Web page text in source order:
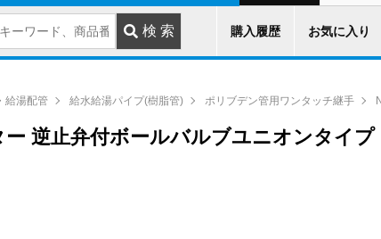
購入履歴 お気に入り
給湯配管 給水給湯パイプ(樹脂管) ポリブデン管用ワンタッチ継手
逆止弁付ボールバルブユニオンタイプ